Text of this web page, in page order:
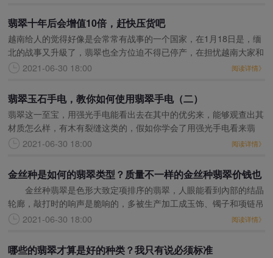
翡翠十年后会增值10倍，赶快压货吧
越南给人的觉得好像是会常常有战事的一个国家，在1月18日是，缅
北的战事又升級了，翡翠也全方位迫不得已停产，在担忧越南大家和
在我国一部分大家的安全性外，翡翠领域的大家也对翡翠的价钱担忧
2021-06-30 18:00 阅读详情》
翡翠玉石手电，教你如何使用翡翠手电（二）
翡翠这一至宝，用强光手电能看出去在其中的优劣来，能够观查出其
材质怎么样，有木有裂缝这类的，假如你学会了用强光手电看来翡
翠，那麼这种全是挺简易的事儿了。第一，照射看材质，手节能灯具
2021-06-30 18:00 阅读详情》
金丝种是如何的翡翠类型？质量不一样的金丝种翡翠价钱也
不一样哦
金丝种翡翠是色形大致定项排序的翡翠，人眼能看到內部的结晶
轮廊，敲打时的响声是脆响的，多被生产加工成玉饰、镯子和项链吊
坠等，色、水口好的翡翠是归属于中高档的翡翠，色浅、带黑纹的便
2021-06-30 18:00 阅读详情》
哪些的翡翠才算是好的种类？我只有说必须标准